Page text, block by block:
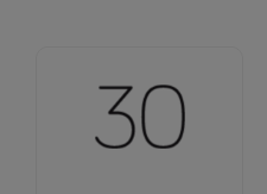
Jesteśmy firmą z 30-